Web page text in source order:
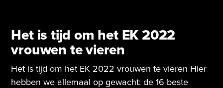
Het is tijd om het EK 2022
vrouwen te vieren
Het is tijd om het EK 2022 vrouwen te vieren Hier
hebben we allemaal op gewacht: de 16 beste